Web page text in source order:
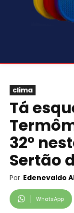
clima
Tá
32º
Sertão
Por Edenevaldo
WhatsApp